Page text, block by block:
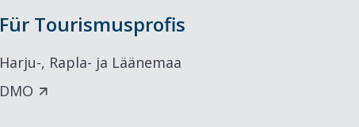
Für Tourismusprofis
Harju-, Rapla- ja Läänemaa
DMO